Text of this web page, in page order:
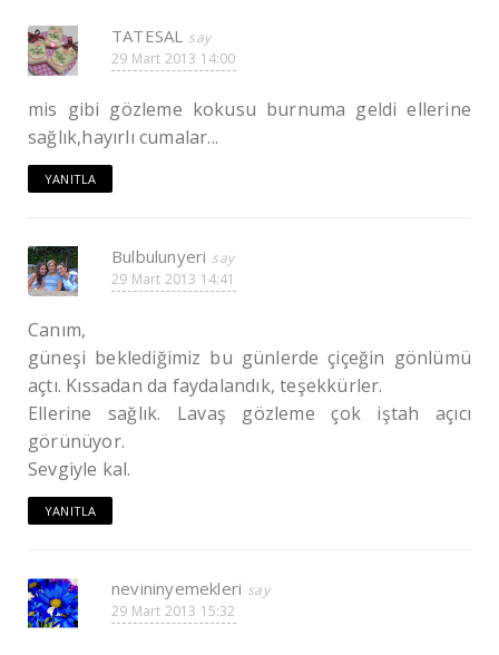
TATESAL
29 Mart 2013 14:00
mis gibi gözleme kokusu burnuma geldi ellerine
sağlık,hayırlı cumalar...
YANITLA
Bulbulunyeri
29 Mart 2013 14:41
Canım,
güneşi beklediğimiz bu günlerde çiçeğin gönlümü
açtı. Kıssadan da faydalandık, teşekkürler.
Ellerine sağlık. Lavaş gözleme çok iştah açıcı
görünüyor.
Sevgiyle kal.
YANITLA
nevininyemekleri
29 Mart 2013 15:32